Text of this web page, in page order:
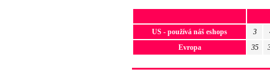
US - používá náš eshops 3
Evropa
35